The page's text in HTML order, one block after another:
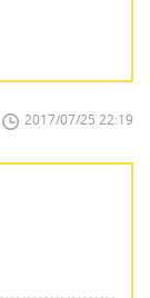
2017/07/25 22:19